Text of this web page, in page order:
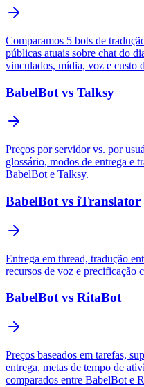
Comparamos 5 bots de
públicas atuais sobre chat do
vinculados, mídia, voz e custo
BabelBot vs Talksy
Preços por servidor vs. por
glossário, modos de entrega e
BabelBot e Talksy.
BabelBot vs iTranslator
Entrega em thread, tradução
recursos de voz e precificação
BabelBot vs RitaBot
Preços baseados em tarefas,
entrega, metas de tempo de
comparados entre BabelBot e